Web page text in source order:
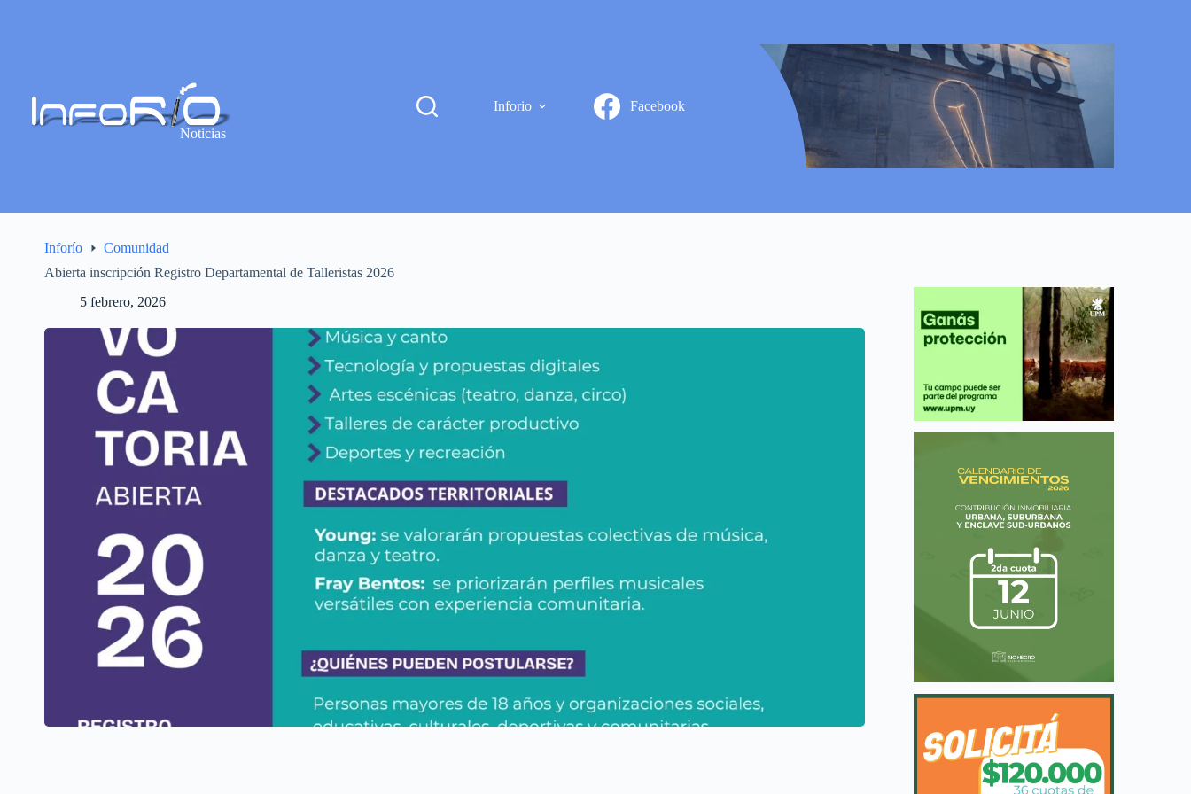
Noticias
Inforio Facebook
Inforío
Comunidad
Abierta inscripción Registro Departamental de Talleristas 2026
5 febrero, 2026